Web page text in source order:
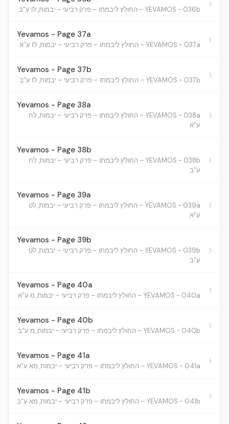
YEVAMOS - 036b – החולץ ליבמתו – פרק רביעי – יבמות, לו ע”ב ›
Yevamos - Page 37a
YEVAMOS - 037a – החולץ ליבמתו – פרק רביעי – יבמות, לז ע”א ›
Yevamos - Page 37b
YEVAMOS - 037b – החולץ ליבמתו – פרק רביעי – יבמות, לז ע”ב ›
Yevamos - Page 38a
YEVAMOS - 038a – החולץ ליבמתו – פרק רביעי – יבמות, לח
ע”א
›
Yevamos - Page 38b
YEVAMOS - 038b – החולץ ליבמתו – פרק רביעי – יבמות, לח
ע”ב
›
Yevamos - Page 39a
YEVAMOS - 039a – החולץ ליבמתו – פרק רביעי – יבמות, לט
ע”א
›
Yevamos - Page 39b
YEVAMOS - 039b – החולץ ליבמתו – פרק רביעי – יבמות, לט
ע”ב
›
Yevamos - Page 40a
YEVAMOS - 040a – החולץ ליבמתו – פרק רביעי – יבמות, מ ע”א ›
Yevamos - Page 40b
YEVAMOS - 040b – החולץ ליבמתו – פרק רביעי – יבמות, מ ע”ב ›
Yevamos - Page 41a
YEVAMOS - 041a – החולץ ליבמתו – פרק רביעי – יבמות, מא ע”א ›
Yevamos - Page 41b
YEVAMOS - 041b – החולץ ליבמתו – פרק רביעי – יבמות, מא ע”ב ›